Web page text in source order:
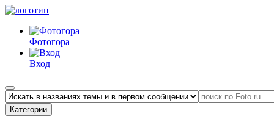
Фотогора
Вход
Категории